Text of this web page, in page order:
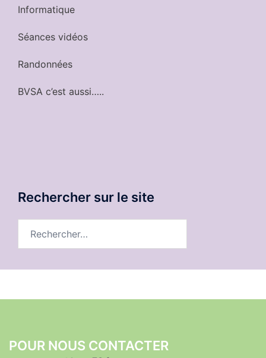
Informatique
Séances vidéos
Randonnées
BVSA c’est aussi…..
Rechercher sur le site
POUR NOUS CONTACTER